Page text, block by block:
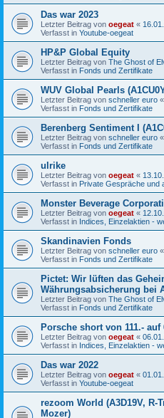
Das war 2023
Letzter Beitrag von oegeat «
Verfasst in Youtube-oegeat
HP&P Global Equity
Letzter Beitrag von The Ghost of
Verfasst in Fonds und Zertifikate
WUV Global Pearls
Letzter Beitrag von schneller euro «
Verfasst in Fonds und Zertifikate
Berenberg Sentiment I
Letzter Beitrag von schneller euro «
Verfasst in Fonds und Zertifikate
ulrike
Letzter Beitrag von oegeat «
Verfasst in Private Gespräche und
Monster Beverage
Letzter Beitrag von oegeat «
Verfasst in Indices, Einzelaktien -
Skandinavien Fonds
Letzter Beitrag von schneller euro «
Verfasst in Fonds und Zertifikate
Pictet: Wir lüften das
Währungsabsicherung bei
Letzter Beitrag von The Ghost of
Verfasst in Fonds und Zertifikate
Porsche short von 111.- auf
Letzter Beitrag von oegeat «
Verfasst in Indices, Einzelaktien -
Das war 2022
Letzter Beitrag von oegeat «
Verfasst in Youtube-oegeat
rezoom World (A3D19V, R-
Mozer)